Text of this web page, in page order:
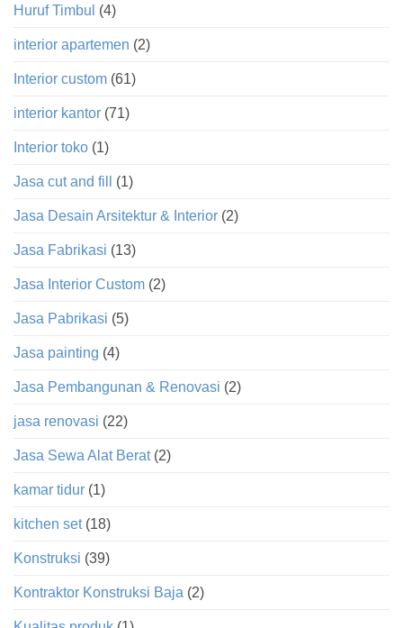
Huruf Timbul (4)
interior apartemen (2)
Interior custom (61)
interior kantor (71)
Interior toko (1)
Jasa cut and fill (1)
Jasa Desain Arsitektur & Interior (2)
Jasa Fabrikasi (13)
Jasa Interior Custom (2)
Jasa Pabrikasi (5)
Jasa painting (4)
Jasa Pembangunan & Renovasi (2)
jasa renovasi (22)
Jasa Sewa Alat Berat(2)
kamar tidur (1)
kitchen set(18)
Konstruksi (39)
Kontraktor Konstruksi Baja (2)